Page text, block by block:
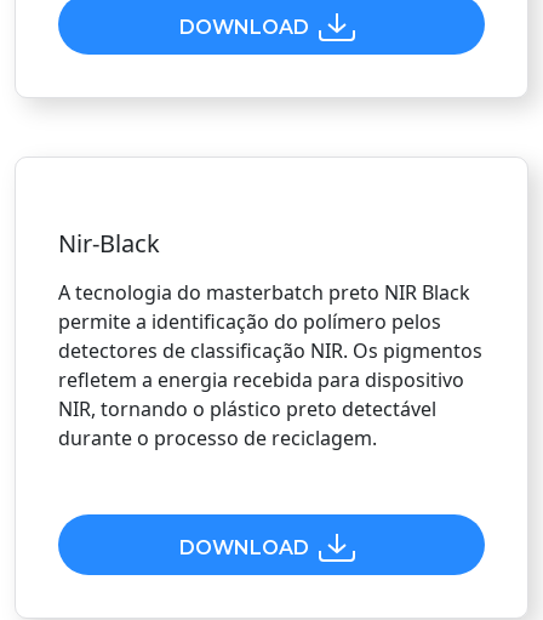
DOWNLOAD
Nir-Black
A tecnologia do masterbatch preto NIR Black
permite a identificação do polímero pelos
detectores de classificação NIR. Os pigmentos
refletem a energia recebida para dispositivo
NIR, tornando o plástico preto detectável
durante o processo de reciclagem.
DOWNLOAD